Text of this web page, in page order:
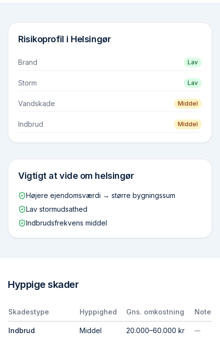
Risikoprofil i Helsingør
Brand Lav
Storm Lav
Vandskade Middel
Indbrud Middel
Vigtigt at vide om helsingør
Højere ejendomsværdi → større bygningssum
Lav stormudsathed
Indbrudsfrekvens middel
Hyppige skader
Skadestype Hyppighed Gns. omkostning Note
Indbrud Middel 20.000–60.000 kr —